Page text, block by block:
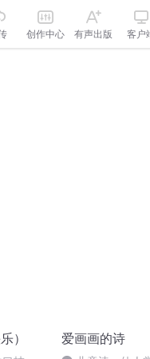
创作中心 有声出版 客户
） 爱画画的诗